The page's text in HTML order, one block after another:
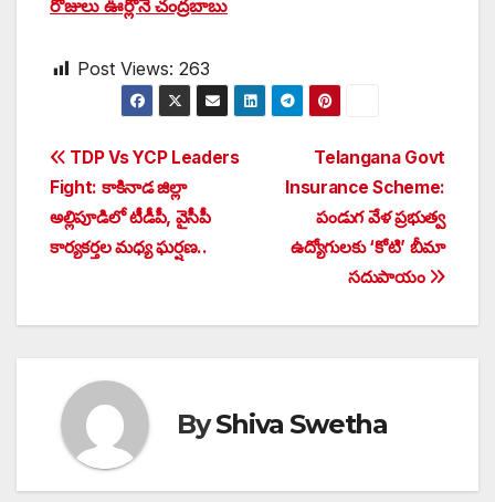
రోజులు ఊర్లోనే చంద్రబాబు
Post Views: 263
Post
navigation
Telangana Govt
Insurance Scheme:
పండుగ వేళ ప్రభుత్వ
ఉద్యోగులకు ‘కోటి’ బీమా
సదుపాయం
TDP Vs YCP Leaders
Fight: కాకినాడ జిల్లా
అల్లిపూడిలో టీడీపీ, వైసీపీ
కార్యకర్తల మధ్య ఘర్షణ..
ByShiva Swetha